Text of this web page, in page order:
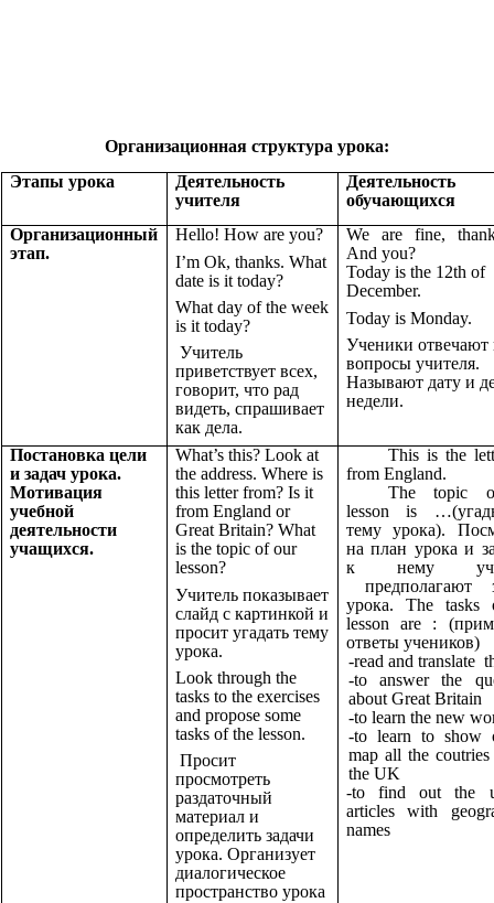
Организационная структура урока:
Этапы урока
Деятельность
учителя
Деятельность
обучающихся
Организационный
этап.
Hello! How are you?
I’m Ok, thanks. What
date is it today?
What day of the week
is it today?
Учитель
приветствует всех,
говорит, что рад
видеть, спрашивает
как дела.
We are fine,
And you?
Today is the 12th of
December.
Today is Monday.
Ученики отвечают
вопросы учителя.
Называют дату и
недели.
Постановка цели
и задач урока.
Мотивация
учебной
деятельности
учащихся.
What’s this? Look at
the address. Where is
this letter from? Is it
from England or
Great Britain? What
is the topic of our
lesson?
Учитель показывает
слайд с картинкой и
просит угадать тему
урока.
Look through the
tasks to the exercises
and propose some
tasks of the lesson.
Просит
просмотреть
раздаточный
материал и
определить задачи
урока. Организует
диалогическое
пространство урока
This is the
from England.
The topic
lesson is
тему урока).
на план урока и
к нему
предполагают
урока. The tasks
lesson are :
ответы учеников)
-read and translate
-to answer the
about Great Britain
-to learn the new
-to learn to show
map all the
the UK
-to find out the
articles with
names